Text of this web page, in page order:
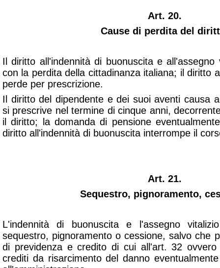
Art. 20.
Cause di perdita del
Il diritto all'indennità di buonuscita e
con la perdita della cittadinanza italiana; il diritto
perde per prescrizione.
Il diritto del dipendente e dei suoi aventi causa
si prescrive nel termine di cinque anni,
il diritto; la domanda di pensione
diritto all'indennità di buonuscita interrompe il
Art. 21.
Sequestro, pignoramento,
L'indennità di buonuscita e l'assegno
sequestro, pignoramento o cessione, salvo che
di previdenza e credito di cui all'art. 32
crediti da risarcimento del danno